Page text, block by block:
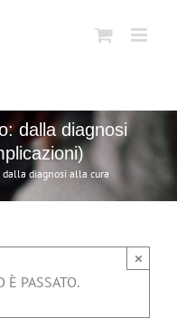
dalla diagnosi
diagnosi alla cura
È PASSATO.
×